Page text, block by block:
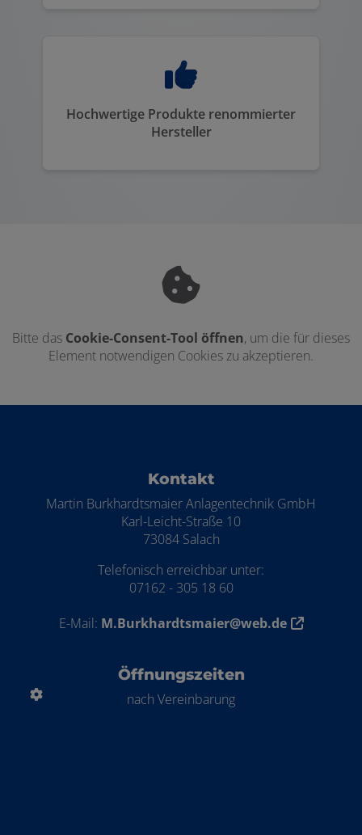
Hochwertige Produkte renommierter
Hersteller
Bitte das Cookie-Consent-Tool öffnen, um die für dieses
Element notwendigen Cookies zu akzeptieren.
Kontakt
Martin Burkhardtsmaier Anlagentechnik GmbH
Karl-Leicht-Straße 10
73084 Salach
Telefonisch erreichbar unter:
07162 - 305 18 60
E-Mail: M.Burkhardtsmaier@web.de
Öffnungszeiten
nach Vereinbarung